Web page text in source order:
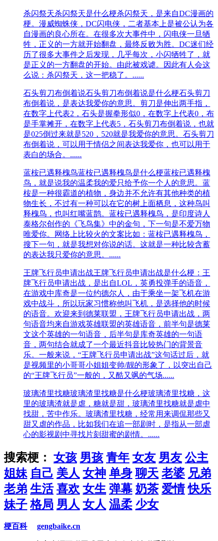
杀闪祭天杀闪祭天是什么梗杀闪祭天，是来自DC漫画的
梗。漫威蜘蛛侠，DC闪电侠，二者基本上是被公认为各
自漫画的良心所在。在很多次大事件中，闪电侠一旦牺
牲，正义的一方就开始翻盘，最终反败为胜。DC迷们经
历了很多大事件之后发现，几乎每次，小闪牺牲了，就
是正义的一方翻盘的开始。由此被戏谑。因此有人会这
么说：杀闪祭天，这一把稳了。......
石头剪刀布倒着说石头剪刀布倒着说是什么梗石头剪刀
布倒着说，是表达我爱你的意思。剪刀是伸出两手指，
在数字上代表2，石头是握拳形似0，在数字上代表0，布
是手掌摊开，在数字上代表5，石头剪刀布倒着说，也就
是025倒过来就是520，520就是我爱你的意思。石头剪刀
布倒着说，可以用于情侣之间表达我爱你，也可以用于
表白的场合。......
蓝桉已遇释槐鸟蓝桉已遇释槐鸟是什么梗蓝桉已遇释槐
鸟，就是说我的温柔我的爱只给予你一个人的意思。蓝
桉是一种很霸道的植物，身边并不允许有其他种类的植
物生长，不过有一种可以在它的树上面栖息，这种鸟叫
释槐鸟，也叫红嘴蓝鹊。蓝桉已遇释槐鸟，是印度诗人
泰格尔创作的《飞鸟集》中的金句，下一句是不爱万物
唯爱你。网络上比较火的文案比如：蓝桉已遇释槐鸟，
搜下一句，就是我想对你说的话。这就是一种比较含蓄
的表达我只爱你的意思。......
王牌飞行员申请出战王牌飞行员申请出战是什么梗：王
牌飞行员申请出战，是出自LOL，英勇投弹手的语音，
在游戏中库奇是一位约德尔人，由于乘坐一架飞机在游
戏中战斗，所以玩家习惯称他叫飞机，是选择他的时候
的语音。欢迎来到德莱联盟，王牌飞行员申请出战，两
句语音均来自游戏英雄联盟的英雄语音，前半句是德莱
文这个英雄的一句语音，后半句是库奇英雄的一句语
音，两句结合就成了一个最近抖音比较热门的背景音
乐。一般来说，“王牌飞行员申请出战”这句话过后，就
是视频里的小哥哥小姐姐变帅/靓的形象了，以突出自己
的“王牌飞行员”一般的，又酷又飒的气场......
玻璃渣里找糖玻璃渣里找糖是什么梗玻璃渣里找糖，这
里的玻璃渣就是虐，糖就是甜，玻璃渣里找糖就是虐中
找甜，苦中作乐。玻璃渣里找糖，经常用来调侃那些又
甜又虐的作品，比如我们在追一部剧时，是指从一部虐
心的影视剧中寻找片刻甜蜜的剧情。......
搜索梗： 女孩 男孩 青年 女友 男友 公主
姐妹 自己 美人 女神 单身 聊天 老婆 兄弟
老弟 生活 喜欢 女生 弹幕 奶茶 爱情 快乐
妹子 格局 男人 女人 温柔 少女
梗百科 gengbaike.cn